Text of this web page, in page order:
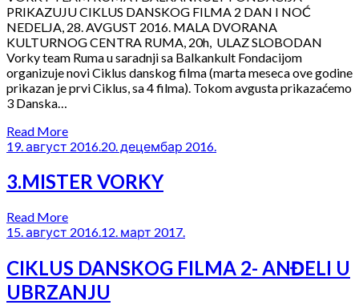
PRIKAZUJU CIKLUS DANSKOG FILMA 2 DAN I NOĆ
NEDELJA, 28. AVGUST 2016. MALA DVORANA
KULTURNOG CENTRA RUMA, 20h, ULAZ SLOBODAN
Vorky team Ruma u saradnji sa Balkankult Fondacijom
organizuje novi Ciklus danskog filma (marta meseca ove godine
prikazan je prvi Ciklus, sa 4 filma). Tokom avgusta prikazaćemo
3 Danska…
Read More
19. август 2016. 20. децембар 2016.
3.MISTER VORKY
Read More
15. август 2016.12. март 2017.
CIKLUS DANSKOG FILMA 2- ANĐELI U
UBRZANJU